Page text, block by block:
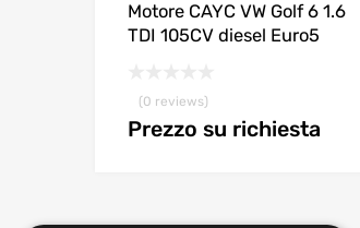
Motore CAYC VW Golf 6 1.6
TDI 105CV diesel Euro5
(0 reviews)
Prezzo su richiesta